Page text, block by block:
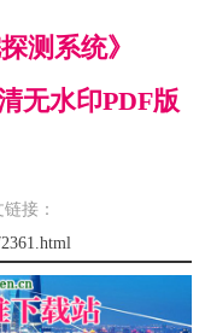
测系统》
无水印PDF版
接：